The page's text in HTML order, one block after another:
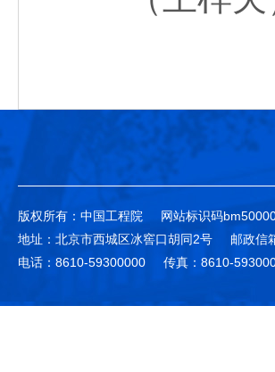
版权所有：中国工程院 网站标识码
地址：北京市西城区冰窖口胡同2号
邮政信
电话：8610-59300000
传真：8610-